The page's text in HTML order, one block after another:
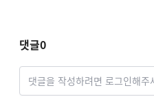
댓글0
댓글을 작성하려면 로그인해주